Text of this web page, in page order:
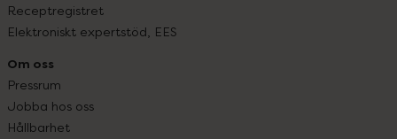
Receptregistret
Elektroniskt expertstöd, EES
Om oss
Pressrum
Jobba hos oss
Hållbarhet